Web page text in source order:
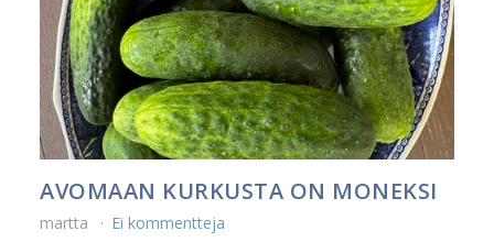
AVOMAAN KURKUSTA ON MONEKSI
martta Ei kommentteja